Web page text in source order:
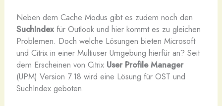
Neben dem Cache Modus gibt es zudem noch den
SuchIndexfür Outlook und hier kommt es zu gleichen
Problemen. Doch welche Lösungen bieten Microsoft
und Citrix in einer Multiuser Umgebung hierfür an? Seit
dem Erscheinen von Citrix User Profile Manager
(UPM) Version 7.18 wird eine Lösung für OST und
SuchIndex geboten.